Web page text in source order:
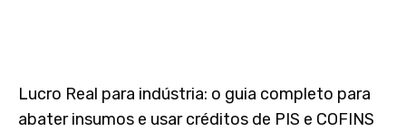
Lucro Real para indústria: o guia completo para
abater insumos e usar créditos de PIS e COFINS